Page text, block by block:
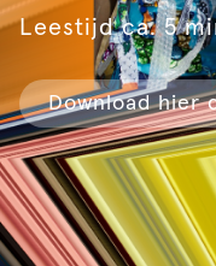
Leestijd ca. 5
Download hier